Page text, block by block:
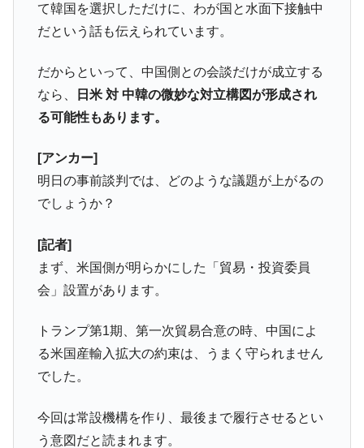
て韓国を選択しただけに、わが国と水面下接触中
だという話も伝えられています。
だからといって、中国側との会談だけが成立する
なら、
日米 対 中韓の微妙な対立構図が形成され
る可能性もあります。
[アンカー]
明日の事前談判では、どのような議題が上がるの
でしょうか？
[記者]
まず、米国側が明らかにした「貿易・投資委員
会」設置があります。
トランプ第1期、第一次貿易合意の時、中国によ
る米国産輸入拡大の約束は、うまく守られません
でした。
今回は常設機構を作り、最後まで履行させるとい
う意図だと読まれます。